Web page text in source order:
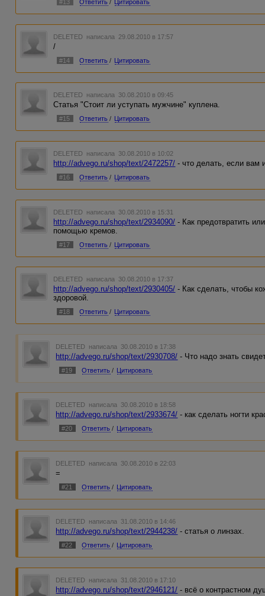
#13 Ответить / Цитировать
DELETED написала 29.08.2010 в 17:57
/
#14 Ответить / Цитировать
DELETED написала 30.08.2010 в 09:45
Статья "Стоит ли уступать мужчине" куплена.
#15 Ответить / Цитировать
DELETED написала 30.08.2010 в 10:02
http://advego.ru/shop/text/2472257/ - что делать, если вам
#16 Ответить / Цитировать
DELETED написала 30.08.2010 в 15:31
http://advego.ru/shop/text/2934090/ - Как предотвратить
помощью кремов.
#17 Ответить / Цитировать
DELETED написала 30.08.2010 в 17:37
http://advego.ru/shop/text/2930405/ - Как сделать, чтобы
здоровой.
#18 Ответить / Цитировать
DELETED написала 30.08.2010 в 17:38
http://advego.ru/shop/text/2930708/ - Что надо знать
#19 Ответить / Цитировать
DELETED написала 30.08.2010 в 18:58
http://advego.ru/shop/text/2933674/ - как сделать ногти
#20 Ответить / Цитировать
DELETED написала 30.08.2010 в 22:03
=
#21 Ответить / Цитировать
DELETED написала 31.08.2010 в 14:46
http://advego.ru/shop/text/2944238/ - статья о линзах.
#22 Ответить / Цитировать
DELETED написала 31.08.2010 в 17:10
http://advego.ru/shop/text/2946121/ - всё о контрастном